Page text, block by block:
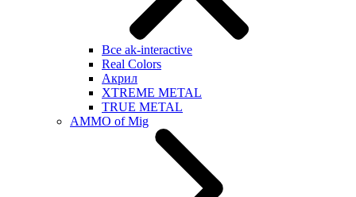
Все ak-interactive
Real Colors
Акрил
XTREME METAL
TRUE METAL
AMMO of Mig